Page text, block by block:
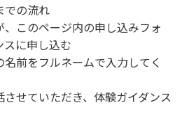
の流れ
このページ内の申し込みフォ
に申し込む
前をフルネームで入力してく
せていただき、体験ガイダンス